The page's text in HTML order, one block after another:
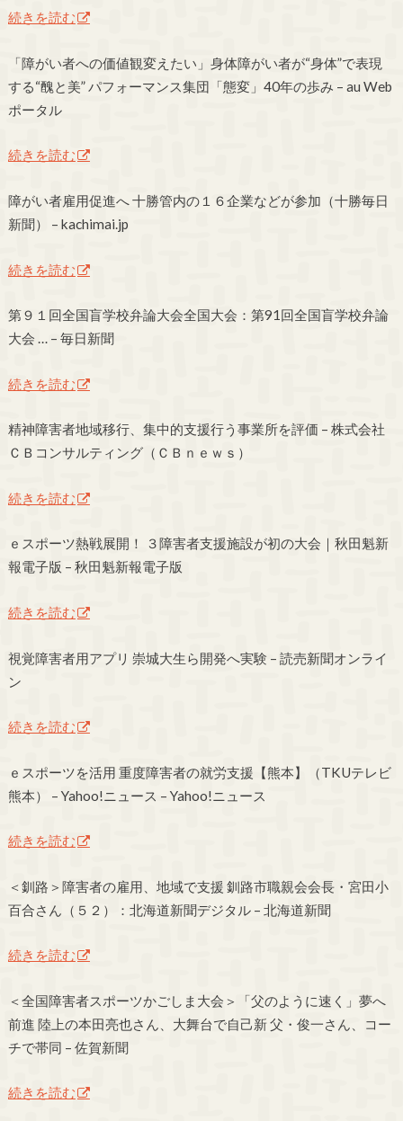
続きを読む
「障がい者への価値観変えたい」身体障がい者が“身体”で表現
する“醜と美” パフォーマンス集団「態変」40年の歩み – au Web
ポータル
続きを読む
障がい者雇用促進へ 十勝管内の１６企業などが参加（十勝毎日
新聞） – kachimai.jp
続きを読む
第９１回全国盲学校弁論大会全国大会：第91回全国盲学校弁論
大会 … – 毎日新聞
続きを読む
精神障害者地域移行、集中的支援行う事業所を評価 – 株式会社
ＣＢコンサルティング（ＣＢｎｅｗｓ）
続きを読む
ｅスポーツ熱戦展開！ ３障害者支援施設が初の大会｜秋田魁新
報電子版 – 秋田魁新報電子版
続きを読む
視覚障害者用アプリ 崇城大生ら開発へ実験 – 読売新聞オンライ
ン
続きを読む
ｅスポーツを活用 重度障害者の就労支援【熊本】（TKUテレビ
熊本） – Yahoo!ニュース – Yahoo!ニュース
続きを読む
＜釧路＞障害者の雇用、地域で支援 釧路市職親会会長・宮田小
百合さん（５２）：北海道新聞デジタル – 北海道新聞
続きを読む
＜全国障害者スポーツかごしま大会＞「父のように速く」夢へ
前進 陸上の本田亮也さん、大舞台で自己新 父・俊一さん、コー
チで帯同 – 佐賀新聞
続きを読む